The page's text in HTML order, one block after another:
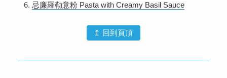
忌廉羅勒意粉 Pasta with Creamy Basil Sauce
↥ 回到頁頂